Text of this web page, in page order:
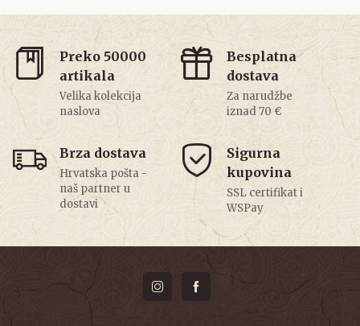
Preko 50000
artikala
Velika kolekcija
naslova
Besplatna
dostava
Za narudžbe
iznad 70 €
Brza dostava
Hrvatska pošta -
naš partner u
dostavi
Sigurna
kupovina
SSL certifikat i
WSPay